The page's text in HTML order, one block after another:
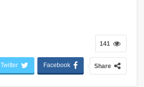
141
Share
Facebook
Twitter